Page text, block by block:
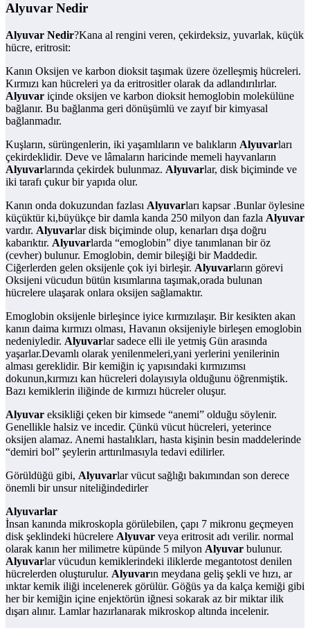
Alyuvar Nedir
Alyuvar Nedir?Kana al rengini veren, çekirdeksiz, yuvarlak, küçük
hücre, eritrosit:
Kanın Oksijen ve karbon dioksit taşımak üzere özelleşmiş hücreleri.
Kırmızı kan hücreleri ya da eritrositler olarak da adlandırılırlar.
Alyuvar içinde oksijen ve karbon dioksit hemoglobin molekülüne
bağlanır. Bu bağlanma geri dönüşümlü ve zayıf bir kimyasal
bağlanmadır.
Kuşların, sürüngenlerin, iki yaşamlıların ve balıkların Alyuvarları
çekirdeklidir. Deve ve lâmaların haricinde memeli hayvanların
Alyuvarlarında çekirdek bulunmaz. Alyuvarlar, disk biçiminde ve
iki tarafı çukur bir yapıda olur.
Kanın onda dokuzundan fazlası Alyuvarları kapsar .Bunlar öylesine
küçüktür ki,büyükçe bir damla kanda 250 milyon dan fazla Alyuvar
vardır. Alyuvarlar disk biçiminde olup, kenarları dışa doğru
kabarıktır. Alyuvarlarda “emoglobin” diye tanımlanan bir öz
(cevher) bulunur. Emoglobin, demir bileşiği bir Maddedir.
Ciğerlerden gelen oksijenle çok iyi birleşir. Alyuvarların görevi
Oksijeni vücudun bütün kısımlarına taşımak,orada bulunan
hücrelere ulaşarak onlara oksijen sağlamaktır.
Emoglobin oksijenle birleşince iyice kırmızılaşır. Bir kesikten akan
kanın daima kırmızı olması, Havanın oksijeniyle birleşen emoglobin
nedeniyledir. Alyuvarlar sadece elli ile yetmiş Gün arasında
yaşarlar.Devamlı olarak yenilenmeleri,yani yerlerini yenilerinin
alması gereklidir. Bir kemiğin iç yapısındaki kırmızımsı
dokunun,kırmızı kan hücreleri dolayısıyla olduğunu öğrenmiştik.
Bazı kemiklerin iliğinde de kırmızı hücreler oluşur.
Alyuvar eksikliği çeken bir kimsede “anemi” olduğu söylenir.
Genellikle halsiz ve incedir. Çünkü vücut hücreleri, yeterince
oksijen alamaz. Anemi hastalıkları, hasta kişinin besin maddelerinde
“demiri bol” şeylerin arttırılmasıyla tedavi edilirler.
Görüldüğü gibi, Alyuvarlar vücut sağlığı bakımından son derece
önemli bir unsur niteliğindedirler
Alyuvarlar
İnsan kanında mikroskopla görülebilen, çapı 7 mikronu geçmeyen
disk şeklindeki hücrelere Alyuvar veya eritrosit adı verilir. normal
olarak kanın her milimetre küpünde 5 milyon Alyuvar bulunur.
Alyuvarlar vücudun kemiklerindeki iliklerde megantotost denilen
hücrelerden oluşturulur. Alyuvarın meydana geliş şekli ve hızı, ar
ınktar kemik iliği incelenerek görülür. Göğüs ya da kalça kemiği gibi
her bir kemiğin içine enjektörün iğnesi sokarak az bir miktar ilik
dışarı alınır. Lamlar hazırlanarak mikroskop altında incelenir.